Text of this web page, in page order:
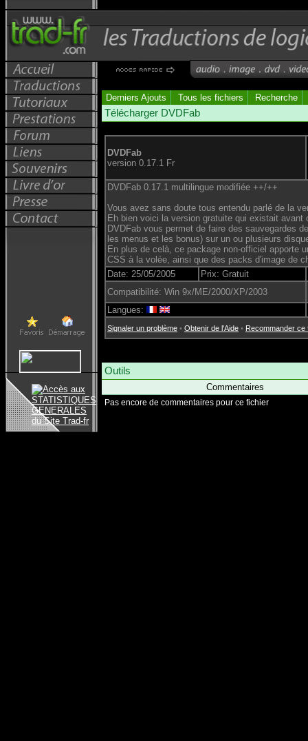
Derniers Ajouts Tous les fichiers Recherche
Télécharger DVDFab
DVDFab
version 0.17.1 Fr
DVDFab 0.17.1 multilingue modifiée ++/++
Vous avez sans doute tous entendu parlé de la
Eh bien voici la version gratuite qui existait avant
DVDFab vous permet de faire des sauvegardes
les menus et les bonus) sur un ou plusieurs
En plus de celà, ce package non-officiel apporte
CSS à la volée, ainsi que des packs d'image de
Date: 25/05/2005
Prix: Gratuit
Compatibilité: Win 9x/ME/2000/XP/2003
Langues:
Signaler un problème • Obtenir de l'Aide • Recommander ce
Outils
Commentaires
Pas encore de commentaires pour ce fichier